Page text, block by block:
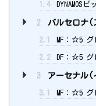
1.4 DYNAMOS
2 バルセロナ(
2.1 MF：☆5 グ
2.2 DF：☆5 グ
3 アーセナル(
3.1 MF：☆5 グ